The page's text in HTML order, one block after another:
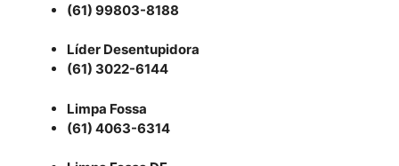
(61) 99803-8188
Líder Desentupidora
(61) 3022-6144
Limpa Fossa
(61) 4063-6314